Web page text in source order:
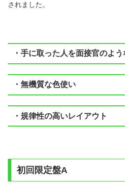
されました。
・手に取った人を面接官のよ
・無機質な色使い
・規律性の高いレイアウト
初回限定盤A